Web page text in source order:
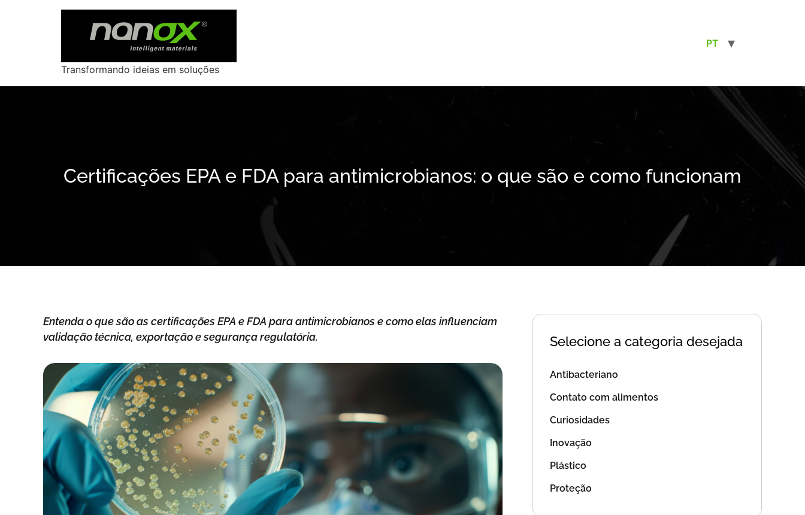
Transformando ideias em soluções
PT
Certificações EPA e FDA para antimicrobianos: o que são e como funcionam
Entenda o que são as certificações EPA e FDA para antimicrobianos e como elas influenciam
validação técnica, exportação e segurança regulatória.
Selecione a categoria desejada
Antibacteriano
Contato com alimentos
Curiosidades
Inovação
Plástico
Proteção